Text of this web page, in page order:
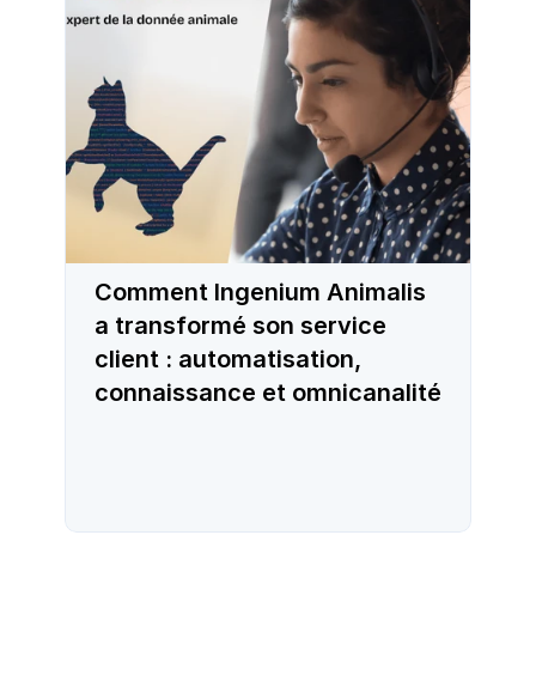
Comment Ingenium Animalis
a transformé son service
client : automatisation,
connaissance et omnicanalité